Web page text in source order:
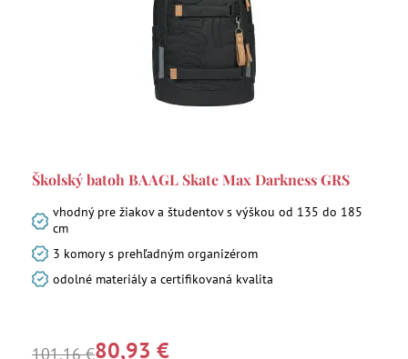
Školský batoh BAAGL Skate Max Darkness GRS
vhodný pre žiakov a študentov s výškou od 135 do 185
cm
3 komory s prehľadným organizérom
odolné materiály a certifikovaná kvalita
101,16 €80,93 €